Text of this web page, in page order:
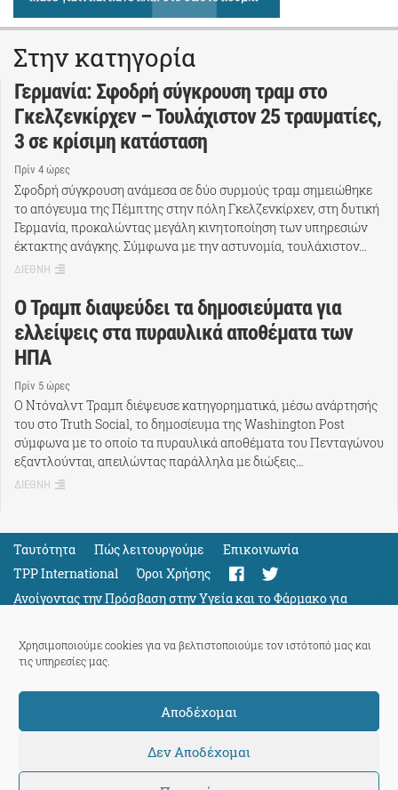
Χρησιμοποιούμε cookies για να βελτιστοποιούμε τον ιστότοπό μας και
τις υπηρεσίες μας.
Αποδέχομαι
Δεν Αποδέχομαι
Στην κατηγορία
Γερμανία: Σφοδρή σύγκρουση τραμ στο
Γκελζενκίρχεν – Τουλάχιστον 25 τραυματίες,
3 σε κρίσιμη κατάσταση
Πρίν 4 ώρες
Σφοδρή σύγκρουση ανάμεσα σε δύο συρμούς τραμ σημειώθηκε
το απόγευμα της Πέμπτης στην πόλη Γκελζενκίρχεν, στη δυτική
Γερμανία, προκαλώντας μεγάλη κινητοποίηση των υπηρεσιών
έκτακτης ανάγκης. Σύμφωνα με την αστυνομία, τουλάχιστον…
ΔΙΕΘΝΗ
Ο Τραμπ διαψεύδει τα δημοσιεύματα για
ελλείψεις στα πυραυλικά αποθέματα των
ΗΠΑ
Πρίν 5 ώρες
Ο Ντόναλντ Τραμπ διέψευσε κατηγορηματικά, μέσω ανάρτησής
του στο Truth Social, το δημοσίευμα της Washington Post
σύμφωνα με το οποίο τα πυραυλικά αποθέματα του Πενταγώνου
εξαντλούνται, απειλώντας παράλληλα με διώξεις…
ΔΙΕΘΝΗ
Ταυτότητα Πώς λειτουργούμε
Eπικοινωνία
TPP International
Όροι Χρήσης
Ανοίγοντας την Πρόσβαση στην Υγεία και το Φάρμακο για
Όλους
Support
ThePressProject
powered by our community members